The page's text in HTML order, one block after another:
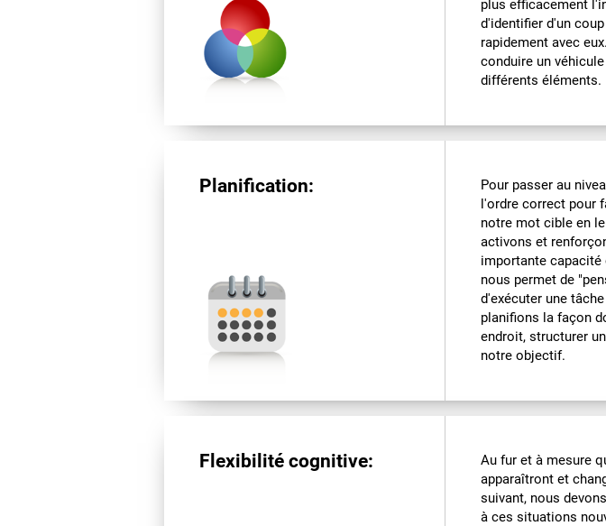
plus efficacement
d'identifier d'un
rapidement avec
conduire un
différents éléments.
Planification:
Pour passer au
l'ordre correct pour
notre mot cible en
activons et
importante
nous permet de
d'exécuter une
planifions la façon
endroit, structurer
notre objectif.
Flexibilité cognitive:
Au fur et à mesure
apparaîtront et
suivant, nous
à ces situations